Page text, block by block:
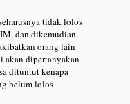
tidak lolos
dan dikemudian
orang lain
dipertanyakan
dituntut kenapa
belum lolos